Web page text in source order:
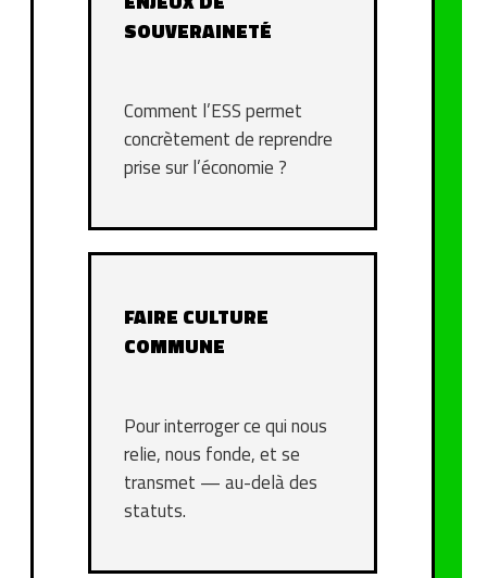
SOUVERAINETÉ
Comment l’ESS permet
concrètement de reprendre
prise sur l’économie ?
FAIRE CULTURE
COMMUNE
Pour interroger ce qui nous
relie, nous fonde, et se
transmet — au-delà des
statuts.